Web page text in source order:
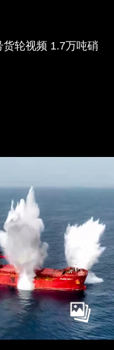
货轮视频 1.7万吨硝